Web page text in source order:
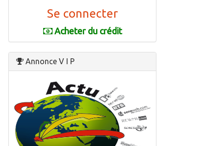
Se connecter
Acheter du crédit
Annonce V I P